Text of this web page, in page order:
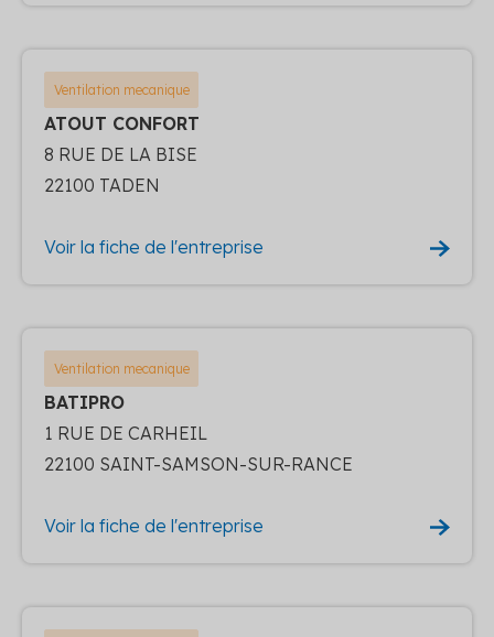
Ventilation mecanique
ATOUT CONFORT
8 RUE DE LA BISE
22100 TADEN
Voir la fiche de l'entreprise
Ventilation mecanique
BATIPRO
1 RUE DE CARHEIL
22100 SAINT-SAMSON-SUR-RANCE
Voir la fiche de l'entreprise